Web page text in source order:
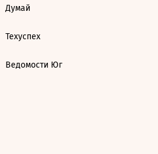
Думай
Техуспех
Ведомости Юг